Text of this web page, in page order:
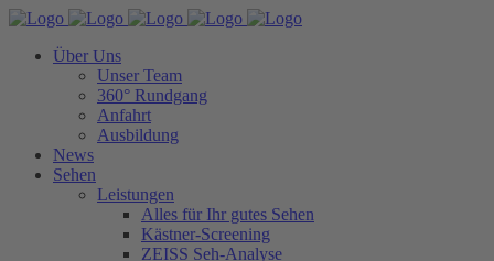
Über Uns
Unser Team
360° Rundgang
Anfahrt
Ausbildung
News
Sehen
Leistungen
Alles für Ihr gutes Sehen
Kästner-Screening
ZEISS Seh-Analyse